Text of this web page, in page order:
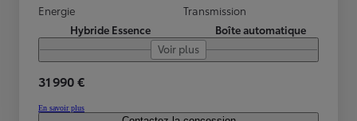
Energie
Hybride Essence
Transmission
Boîte automatique
Voir plus
31 990 €
En savoir plus